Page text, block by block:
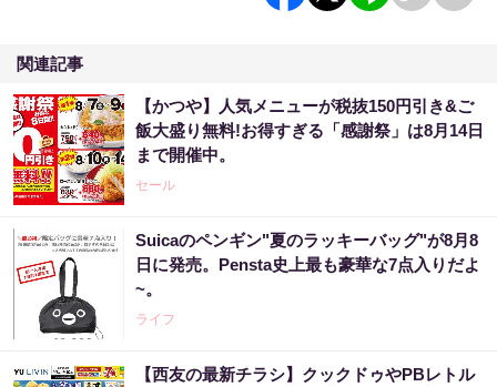
関連記事
【かつや】人気メニューが税抜150円引き&ご
飯大盛り無料!お得すぎる「感謝祭」は8月14日
まで開催中。
セール
Suicaのペンギン"夏のラッキーバッグ"が8月8
日に発売。Pensta史上最も豪華な7点入りだよ
~。
ライフ
【西友の最新チラシ】クックドゥやPBレトル